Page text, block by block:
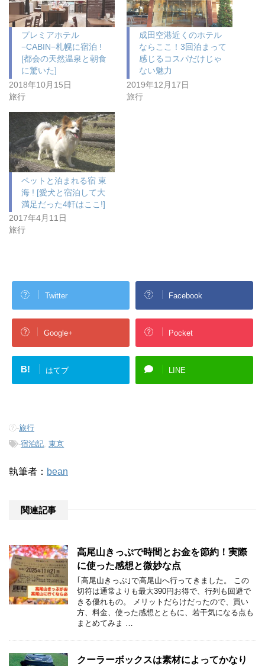
プレミアホテル
−CABIN−札幌に宿泊 !
[都会の天然温泉と朝食
に驚いた]
2018年10月15日
旅行
成田空港近くのホテル
ならここ！3回泊まって
感じるコスパだけじゃ
ない魅力
2019年12月17日
旅行
ペットと泊まれる宿 東
海 ! [愛犬と宿泊して大
満足だった4軒はここ!]
2017年4月11日
旅行
Twitter Facebook
Google+ Pocket
B! はてブ LINE
-旅行
-宿泊記,東京
執筆者： bean
関連記事
高尾山きっぷで時間とお金を節約！実際
に使った感想と微妙な点
｢高尾山きっぷ｣で高尾山へ行ってきました。 この
切符は通常よりも最大390円お得で、行列も回避で
きる優れもの。 メリットだらけだったので、買い
方、料金、使った感想とともに、若干気になる点も
まとめてみま …
クーラーボックスは素材によってかなり